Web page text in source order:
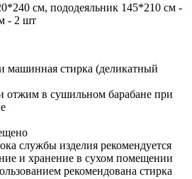
см, пододеяльник 145*210 см -
- 2 шт
машинная стирка (деликатный
отжим в сушильном барабане при
службы изделия рекомендуется
и хранение в сухом помещении
рекомендована стирка